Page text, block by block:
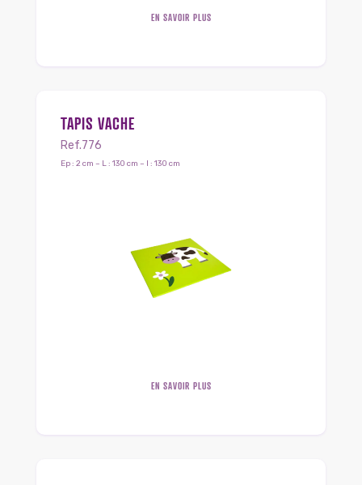
EN SAVOIR PLUS
TAPIS VACHE
Ref.776
Ep : 2 cm – L : 130 cm – l : 130 cm
EN SAVOIR PLUS